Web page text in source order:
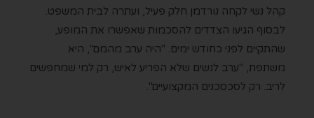
קהל נשי לקחה נורדמן חלק פעיל, ועתרה לבית המשפט.
לבסוף הגיעו הצדדים להסכמות שאפשרו את המופע,
שהתקיים לפני כחודש ימים. "היה ערב מהמם", היא
משתפת, "ערב לנשים שלא הפריע לאיש, רק למי שמחפשים
לריב. רק לסכסכנים המקצועיים".